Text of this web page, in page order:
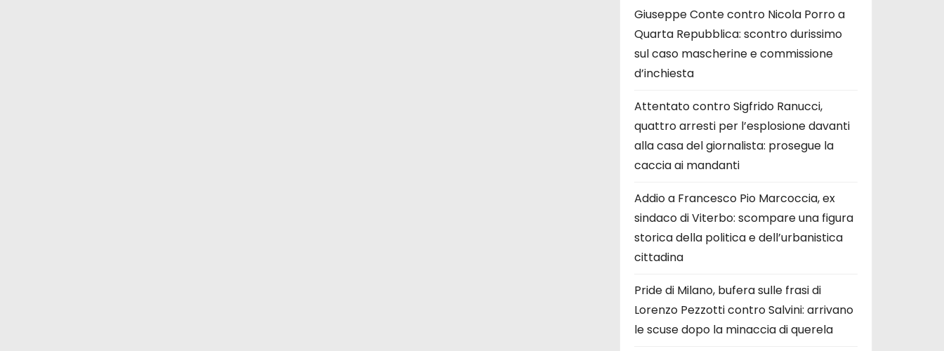
Giuseppe Conte contro Nicola Porro a
Quarta Repubblica: scontro durissimo
sul caso mascherine e commissione
d’inchiesta
Attentato contro Sigfrido Ranucci,
quattro arresti per l’esplosione davanti
alla casa del giornalista: prosegue la
caccia ai mandanti
Addio a Francesco Pio Marcoccia, ex
sindaco di Viterbo: scompare una figura
storica della politica e dell’urbanistica
cittadina
Pride di Milano, bufera sulle frasi di
Lorenzo Pezzotti contro Salvini: arrivano
le scuse dopo la minaccia di querela